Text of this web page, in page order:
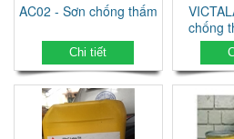
AC02 - Sơn chống thấm
Chi tiết
chống